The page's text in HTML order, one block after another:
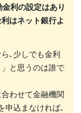
利の設定はあり
はネット銀行よ
､少しでも金利
と思うのは誰で
わせて金融機関
申込まなければ､